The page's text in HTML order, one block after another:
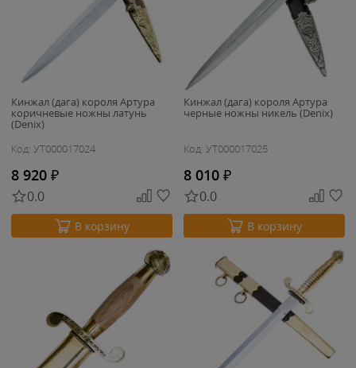
Кинжал (дага) короля Артура
коричневые ножны латунь
(Denix)
Код: УТ000017024
8 920 ₽
0.0
В корзину
Кинжал (дага) короля Артура
черные ножны никель (Denix)
Код: УТ000017025
8 010 ₽
0.0
В корзину